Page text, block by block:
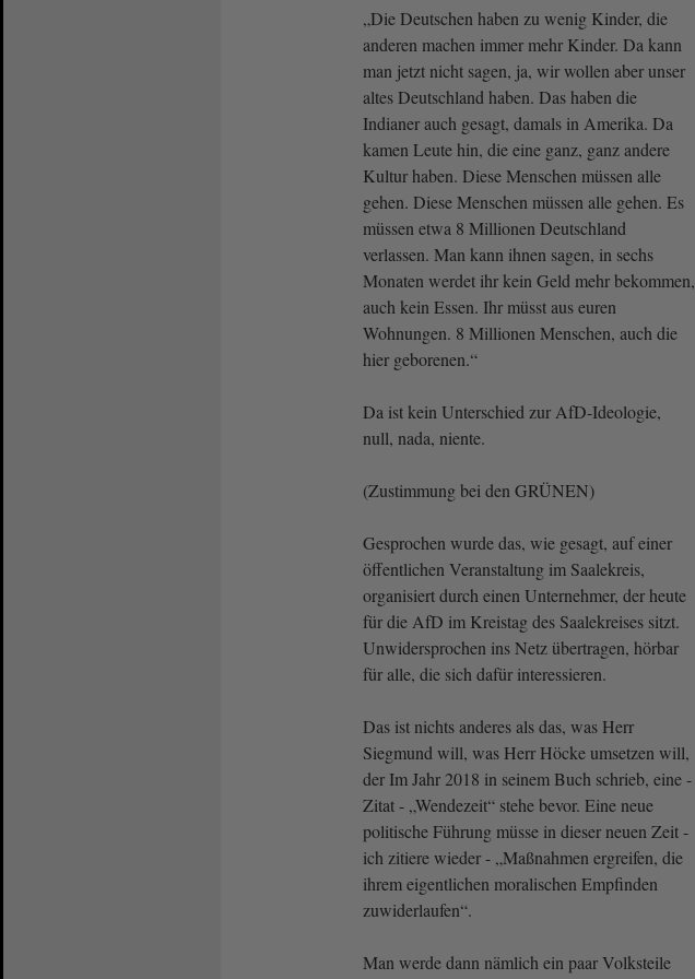
„Die Deutschen haben zu wenig Kinder, die
anderen machen immer mehr Kinder. Da kann
man jetzt nicht sagen, ja, wir wollen aber unser
altes Deutschland haben. Das haben die
Indianer auch gesagt, damals in Amerika. Da
kamen Leute hin, die eine ganz, ganz andere
Kultur haben. Diese Menschen müssen alle
gehen. Diese Menschen müssen alle gehen. Es
müssen etwa 8 Millionen Deutschland
verlassen. Man kann ihnen sagen, in sechs
Monaten werdet ihr kein Geld mehr bekommen,
auch kein Essen. Ihr müsst aus euren
Wohnungen. 8 Millionen Menschen, auch die
hier geborenen.“
Da ist kein Unterschied zur AfD-Ideologie,
null, nada, niente.
(Zustimmung bei den GRÜNEN)
Gesprochen wurde das, wie gesagt, auf einer
öffentlichen Veranstaltung im Saalekreis,
organisiert durch einen Unternehmer, der heute
für die AfD im Kreistag des Saalekreises sitzt.
Unwidersprochen ins Netz übertragen, hörbar
für alle, die sich dafür interessieren.
Das ist nichts anderes als das, was Herr
Siegmund will, was Herr Höcke umsetzen will,
der Im Jahr 2018 in seinem Buch schrieb, eine -
Zitat - „Wendezeit“ stehe bevor. Eine neue
politische Führung müsse in dieser neuen Zeit -
ich zitiere wieder - „Maßnahmen ergreifen, die
ihrem eigentlichen moralischen Empfinden
zuwiderlaufen“.
Man werde dann nämlich ein paar Volksteile